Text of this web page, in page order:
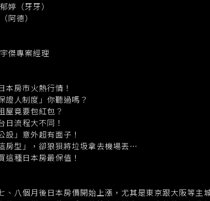
婷（牙牙）
阿德）
傑專案經理
本房市火熱行情！
證人制度」你聽過嗎？
屋竟要包紅包？
日流程大不同！
設」意外超有面子！
房型」，卻狼狽將垃圾拿去機場丟…
這種日本房最保值！
、八個月後日本房價開始上漲，尤其是東京跟大阪等主